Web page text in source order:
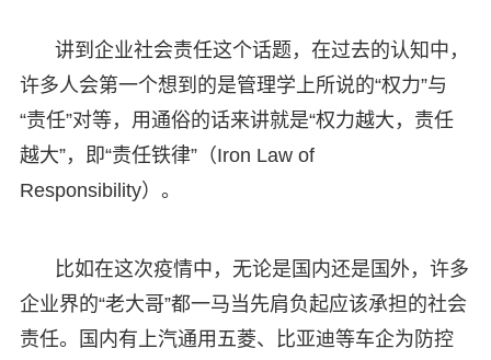
讲到企业社会责任这个话题，在过去的认知中，
许多人会第一个想到的是管理学上所说的“权力”与
“责任”对等，用通俗的话来讲就是“权力越大，责任
越大”，即“责任铁律”（Iron Law of
Responsibility）。
比如在这次疫情中，无论是国内还是国外，许多
企业界的“老大哥”都一马当先肩负起应该承担的社会
责任。国内有上汽通用五菱、比亚迪等车企为防控